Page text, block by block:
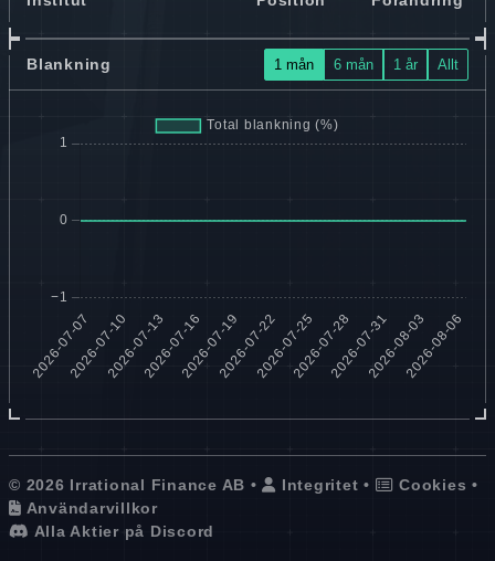
Blankning 1 mån 6 mån 1 år Allt
© 2026 Irrational Finance AB • Integritet • Cookies •
Användarvillkor
Alla Aktier på Discord